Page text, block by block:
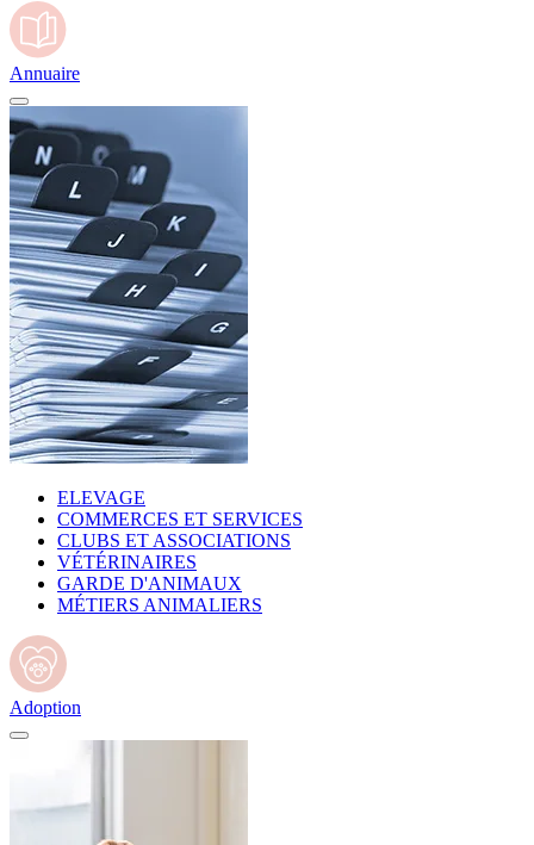
Annuaire
ELEVAGE
COMMERCES ET SERVICES
CLUBS ET ASSOCIATIONS
VÉTÉRINAIRES
GARDE D'ANIMAUX
MÉTIERS ANIMALIERS
Adoption